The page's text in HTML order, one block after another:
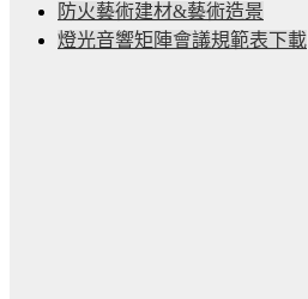
防火藝術建材&藝術造景
燈光音響矩陣會議規範表下載